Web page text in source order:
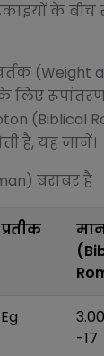
के बीच
(Weight
के लिए
(Biblical
है, यह जानें।
बराबर है
प्रतीक
Eg
-17